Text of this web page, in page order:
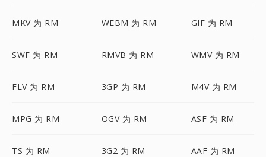
MKV 为 RM WEBM 为 RM GIF 为 RM
SWF 为 RM RMVB 为 RM WMV 为 RM
FLV 为 RM 3GP 为 RM M4V 为 RM
MPG 为 RM OGV 为 RM ASF 为 RM
TS 为 RM 3G2 为 RM AAF 为 RM